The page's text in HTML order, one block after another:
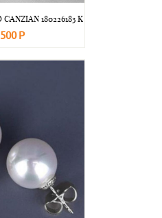
180226183 K
Р